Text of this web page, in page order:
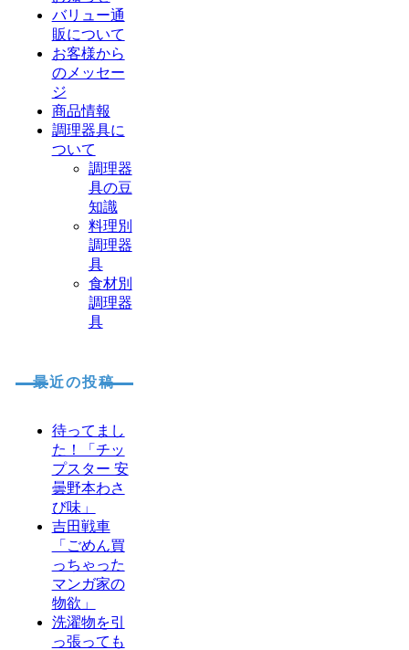
バリュー通
販について
お客様から
のメッセー
ジ
商品情報
調理器具に
ついて
調理器
具の豆
知識
料理別
調理器
具
食材別
調理器
具
最近の投稿
待ってまし
た！「チッ
プスター 安
曇野本わさ
び味」
吉田戦車
「ごめん買
っちゃった
マンガ家の
物欲」
洗濯物を引
っ張っても